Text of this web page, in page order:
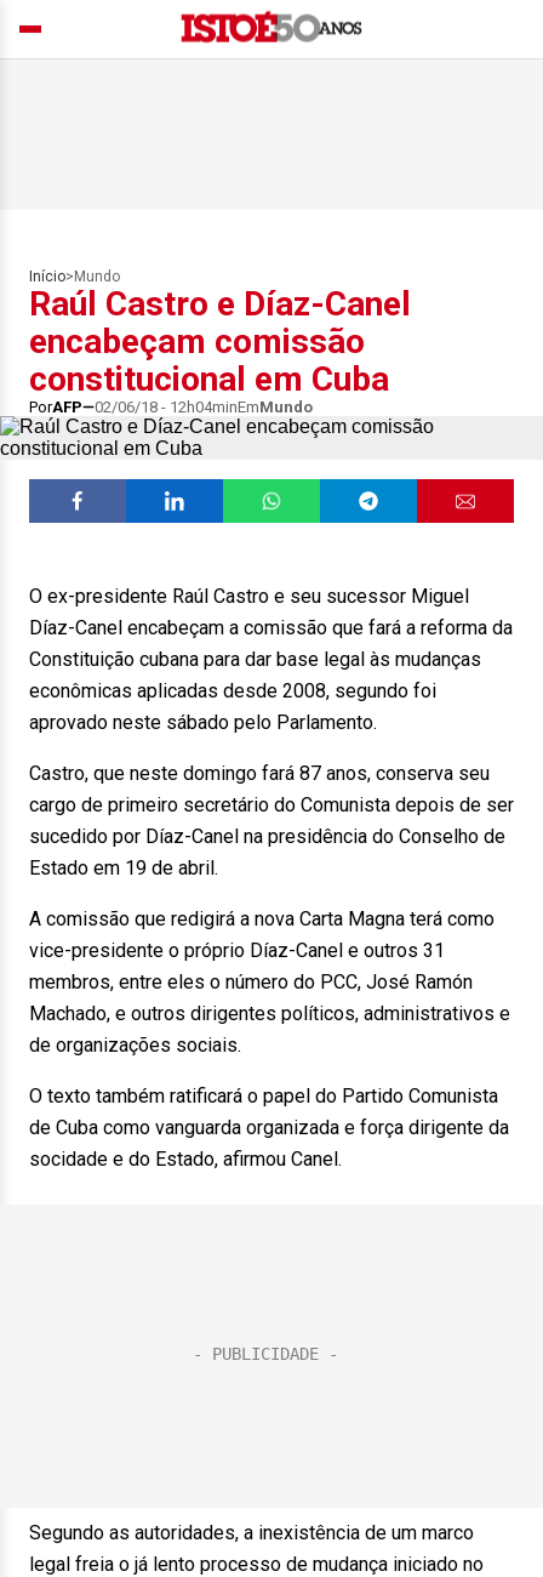
Início> Mundo
Raúl Castro e Díaz-Canel
encabeçam comissão
constitucional em Cuba
PorAFP 02/06/18 - 12h04minEmMundo
O ex-presidente Raúl Castro e seu sucessor Miguel
Díaz-Canel encabeçam a comissão que fará a reforma da
Constituição cubana para dar base legal às mudanças
econômicas aplicadas desde 2008, segundo foi
aprovado neste sábado pelo Parlamento.
Castro, que neste domingo fará 87 anos, conserva seu
cargo de primeiro secretário do Comunista depois de ser
sucedido por Díaz-Canel na presidência do Conselho de
Estado em 19 de abril.
A comissão que redigirá a nova Carta Magna terá como
vice-presidente o próprio Díaz-Canel e outros 31
membros, entre eles o número do PCC, José Ramón
Machado, e outros dirigentes políticos, administrativos e
de organizações sociais.
O texto também ratificará o papel do Partido Comunista
de Cuba como vanguarda organizada e força dirigente da
socidade e do Estado, afirmou Canel.
Segundo as autoridades, a inexistência de um marco
legal freia o já lento processo de mudança iniciado no